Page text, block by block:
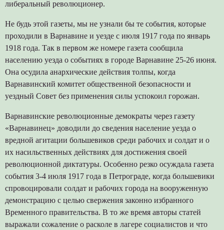
либеральный революционер.
Не будь этой газеты, мы не узнали бы те события, которые
проходили в Варнавине и уезде с июля 1917 года по январь
1918 года. Так в первом же номере газета сообщила
населению уезда о событиях в городе Варнавине 25-26 июня.
Она осудила анархические действия толпы, когда
Варнавинский комитет общественной безопасности и
уездный Совет без применения силы успокоил горожан.
Варнавинские революционные демократы через газету
«Варнавинец» доводили до сведения население уезда о
вредной агитации большевиков среди рабочих и солдат и о
их насильственных действиях для достижения своей
революционной диктатуры. Особенно резко осуждала газета
события 3-4 июля 1917 года в Петрограде, когда большевики
спровоцировали солдат и рабочих города на вооруженную
демонстрацию с целью свержения законно избранного
Временного правительства. В то же время авторы статей
выражали сожаление о расколе в лагере социалистов и что